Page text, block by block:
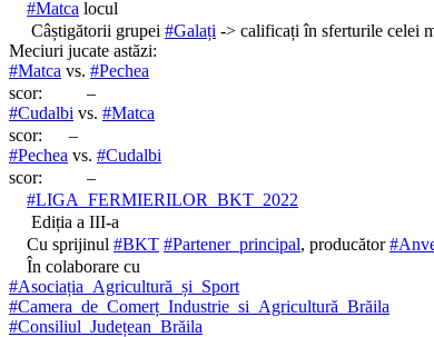
#Matca locul
Câștigătorii grupei #Galați -> calificați în sferturile celei
Meciuri jucate astăzi:
#Matca vs. #Pechea
scor:
–
#Cudalbi vs. #Matca
scor:
–
#Pechea vs. #Cudalbi
scor:
–
#LIGA_FERMIERILOR_BKT_2022
Ediția a III-a
Cu sprijinul #BKT #Partener_principal, producător
În colaborare cu
#Asociația_Agricultură_și_Sport
#Camera_de_Comerț_Industrie_si_Agricultură_Brăila
#Consiliul_Județean_Brăila